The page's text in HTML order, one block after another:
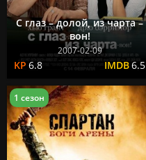
С глаз – долой, из чарта –
вон!
2007-02-09
6.8 6.5
1 сезон